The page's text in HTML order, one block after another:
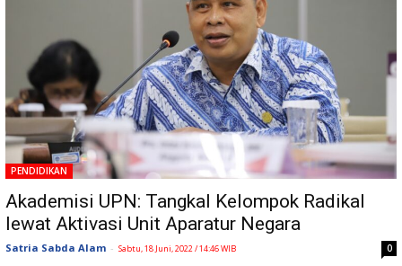
PENDIDIKAN
Akademisi UPN: Tangkal Kelompok Radikal
lewat Aktivasi Unit Aparatur Negara
Satria Sabda Alam - Sabtu, 18 Juni, 2022 / 14:46 WIB 0